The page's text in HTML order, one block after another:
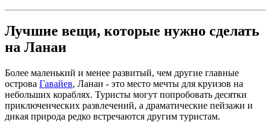
Лучшие вещи, которые нужно сделать
на Ланаи
Более маленький и менее развитый, чем другие главные
острова Гавайев, Ланаи - это место мечты для круизов на
небольших кораблях. Туристы могут попробовать десятки
приключенческих развлечений, а драматические пейзажи и
дикая природа редко встречаются другим туристам.